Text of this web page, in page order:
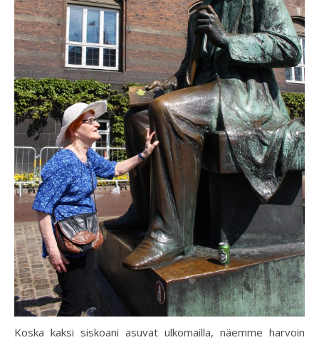
Koska kaksi siskoani asuvat ulkomailla, näemme harvoin